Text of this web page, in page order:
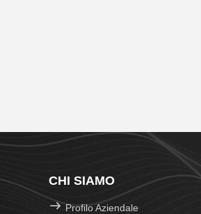
CHI SIAMO
Profilo Aziendale